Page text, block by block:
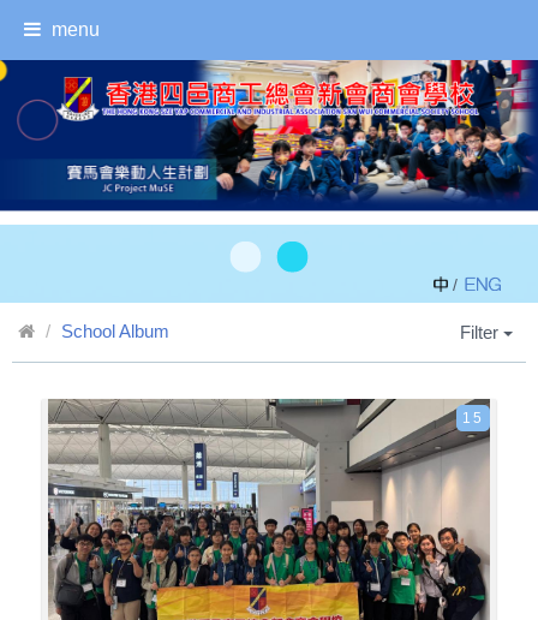
menu
/
School Album Filter
15